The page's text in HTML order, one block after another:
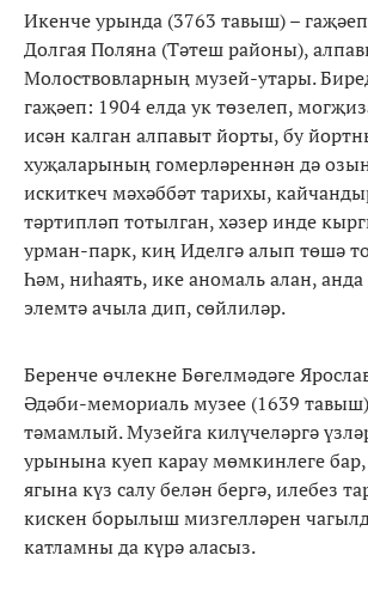
Икенче урында (3763 тавыш) –
Долгая Поляна (Тәтеш районы),
Молоствовларның музей-утары.
гаҗәеп: 1904 елда ук төзелеп,
исән калган алпавыт йорты, бу
хуҗаларының гомерләреннән дә
искиткеч мәхәббәт тарихы,
тәртипләп тотылган, хәзер инде
урман-парк, киң Иделгә алып төшә
Һәм, ниһаять, ике аномаль алан,
элемтә ачыла дип, сөйлиләр.
Беренче өчлекне Бөгелмәдәге
Әдәби-мемориаль музее (1639 тавыш)
тәмамлый. Музейга килүчеләргә
урынына куеп карау мөмкинлеге бар,
ягына күз салу белән бергә, илебез
кискен борылыш мизгелләрен
катламны да күрә аласыз.